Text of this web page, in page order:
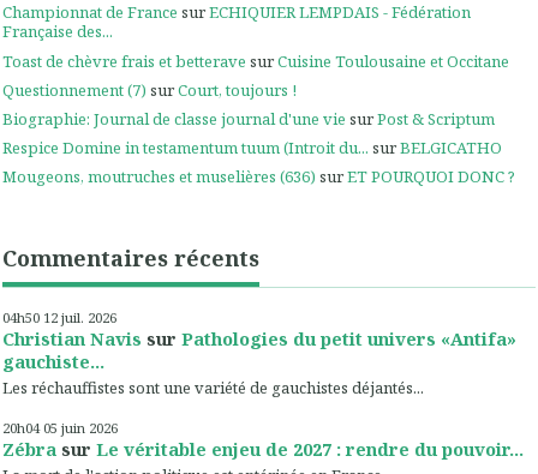
Championnat de France surECHIQUIER LEMPDAIS - Fédération
Française des...
Toast de chèvre frais et betterave surCuisine Toulousaine et Occitane
Questionnement (7) surCourt, toujours !
Biographie: Journal de classe journal d'une vie surPost & Scriptum
Respice Domine in testamentum tuum (Introit du... surBELGICATHO
Mougeons, moutruches et muselières (636) surET POURQUOI DONC ?
Commentaires récents
04h50 12 juil. 2026
Christian Navis sur Pathologies du petit univers «Antifa»
gauchiste...
Les réchauffistes sont une variété de gauchistes déjantés...
20h04 05 juin 2026
Zébra sur Le véritable enjeu de 2027 : rendre du pouvoir...